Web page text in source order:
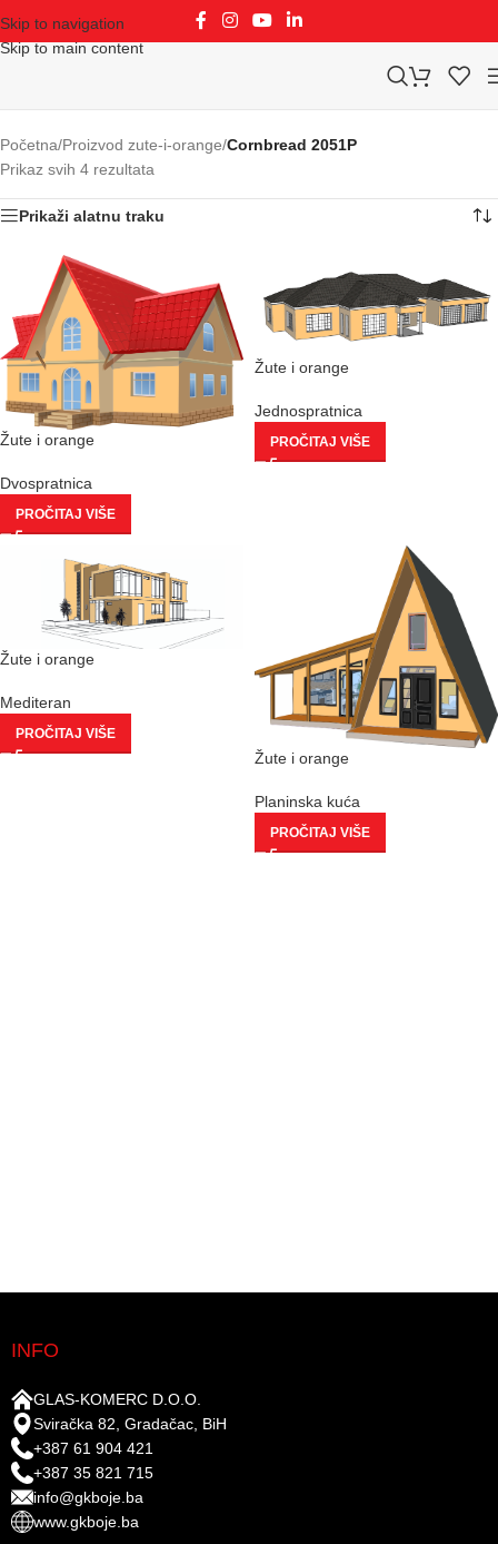
Skip to navigation
Skip to main content
Početna/Proizvod zute-i-orange/Cornbread 2051P
Prikaz svih 4 rezultata
Prikaži alatnu traku
Žute i orange
Dvospratnica
PROČITAJ VIŠE
Žute i orange
Jednospratnica
PROČITAJ VIŠE
Žute i orange
Mediteran
PROČITAJ VIŠE
Žute i orange
Planinska kuća
PROČITAJ VIŠE
INFO
GLAS-KOMERC D.O.O.
Sviračka 82, Gradačac, BiH
+387 61 904 421
+387 35 821 715
info@gkboje.ba
www.gkboje.ba